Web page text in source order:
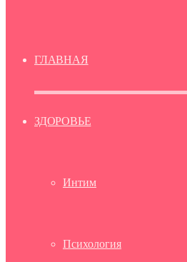
ГЛАВНАЯ
ЗДОРОВЬЕ
Интим
Психология